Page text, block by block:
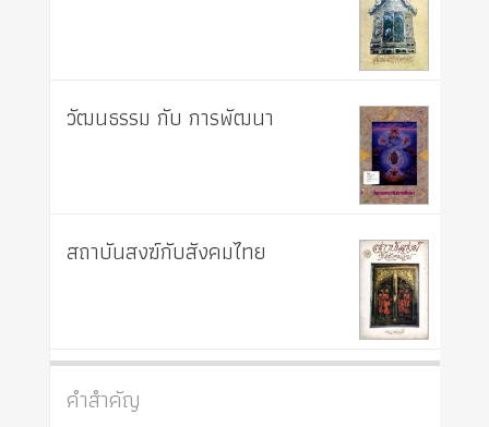
วัฒนธรรม กับ การพัฒนา
สถาบันสงฆ์กับสังคมไทย
คำสำคัญ